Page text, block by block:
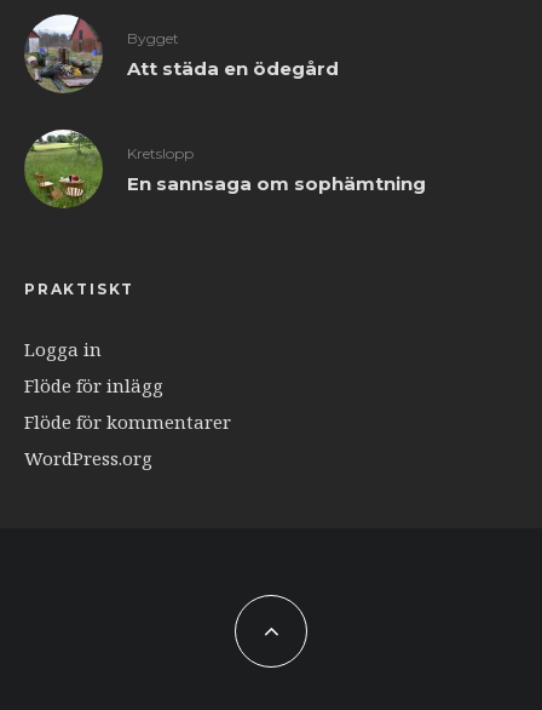
Bygget
Att städa en ödegård
Kretslopp
En sannsaga om sophämtning
PRAKTISKT
Logga in
Flöde för inlägg
Flöde för kommentarer
WordPress.org